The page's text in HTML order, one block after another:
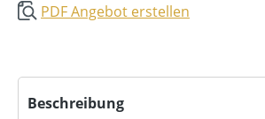
PDF Angebot erstellen
Beschreibung